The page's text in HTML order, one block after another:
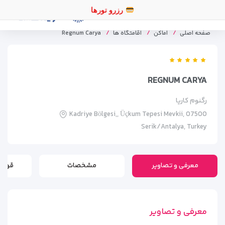
رزرو ت
صفحه اصلی اماکن اقامتگاه ها Regnum Carya
REGNUM CARYA
رگنوم کاریا
Kadriye Bölgesi,, Üçkum Tepesi Mevkii, 07500
Serik/Antalya, Turkey
معرفی و تصاویر مشخصات
معرفی و تصاویر